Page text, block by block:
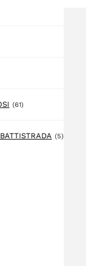
(61)61 prodotto
(5)5